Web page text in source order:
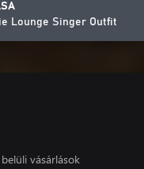
Lounge Singer Outfit
vásárlások